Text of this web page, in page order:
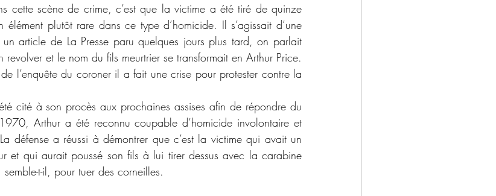
plutôt rare dans ce type d’homicide. Il s’agissait d’une
article de La Presse paru quelques jours plus tard, on parlait
et le nom du fils meurtrier se transformait en Arthur Price.
l’enquête du coroner il a fait une crise pour protester contre la
Arthur a été reconnu coupable d’homicide involontaire et
défense a réussi à démontrer que c’est la victime qui avait un
et qui aurait poussé son fils à lui tirer dessus avec la carabine
t-il, pour tuer des corneilles.